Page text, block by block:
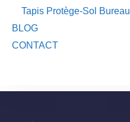
Tapis Protège-Sol Bureau
BLOG
CONTACT